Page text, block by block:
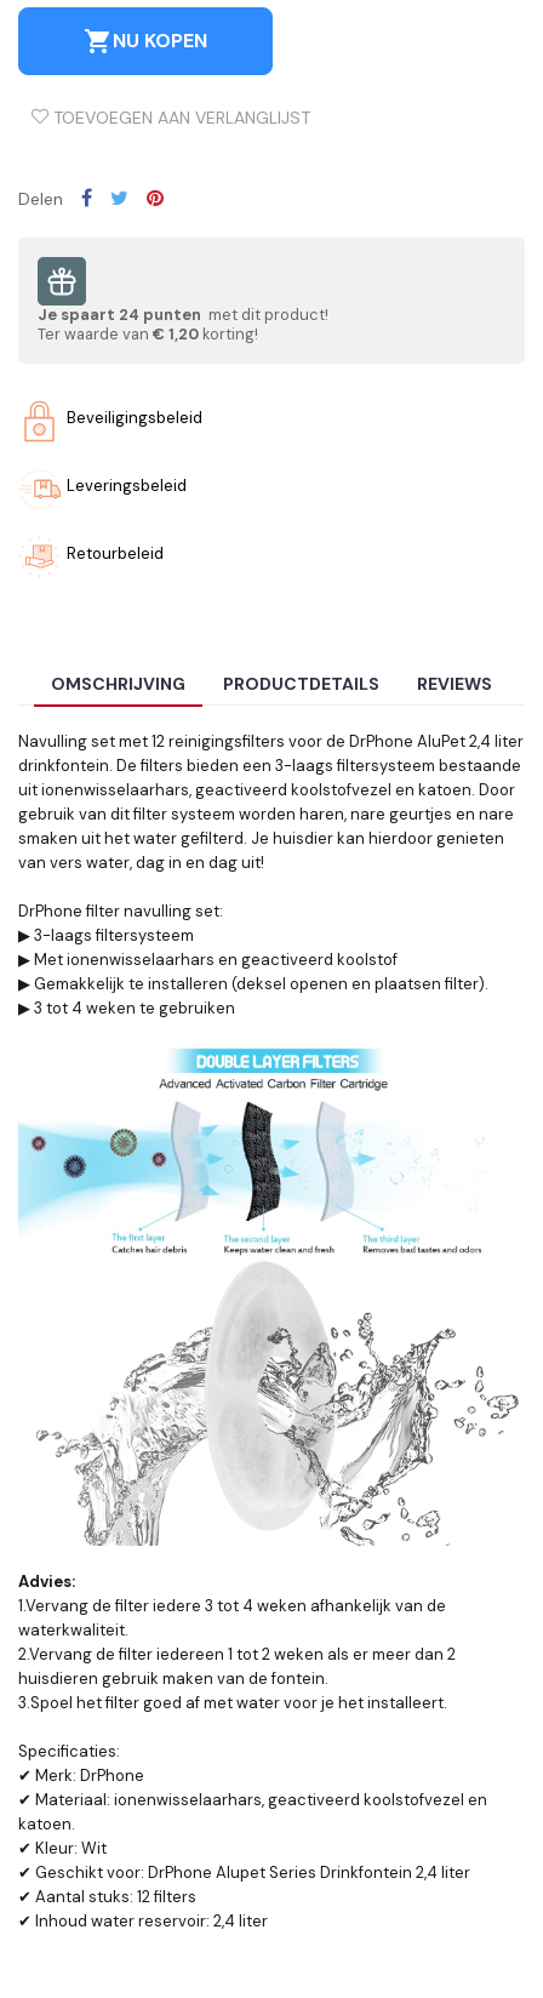
shopping_cartNU KOPEN
TOEVOEGEN AAN VERLANGLIJST
Delen
Je spaart 24 punten met dit product!
Ter waarde van € 1,20 korting!
Beveiligingsbeleid
Leveringsbeleid
Retourbeleid
OMSCHRIJVING PRODUCTDETAILS REVIEWS
Navulling set met 12 reinigingsfilters voor de DrPhone AluPet 2,4 liter
drinkfontein. De filters bieden een 3-laags filtersysteem bestaande
uit ionenwisselaarhars, geactiveerd koolstofvezel en katoen. Door
gebruik van dit filter systeem worden haren, nare geurtjes en nare
smaken uit het water gefilterd. Je huisdier kan hierdoor genieten
van vers water, dag in en dag uit!
DrPhone filter navulling set:
▶ 3-laags filtersysteem
▶ Met ionenwisselaarhars en geactiveerd koolstof
▶ Gemakkelijk te installeren (deksel openen en plaatsen filter).
▶ 3 tot 4 weken te gebruiken
Advies:
1.Vervang de filter iedere 3 tot 4 weken afhankelijk van de
waterkwaliteit.
2.Vervang de filter iedereen 1 tot 2 weken als er meer dan 2
huisdieren gebruik maken van de fontein.
3.Spoel het filter goed af met water voor je het installeert.
Specificaties:
✔ Merk: DrPhone
✔ Materiaal: ionenwisselaarhars, geactiveerd koolstofvezel en
katoen.
✔ Kleur: Wit
✔ Geschikt voor: DrPhone Alupet Series Drinkfontein 2,4 liter
✔ Aantal stuks: 12 filters
✔ Inhoud water reservoir: 2,4 liter